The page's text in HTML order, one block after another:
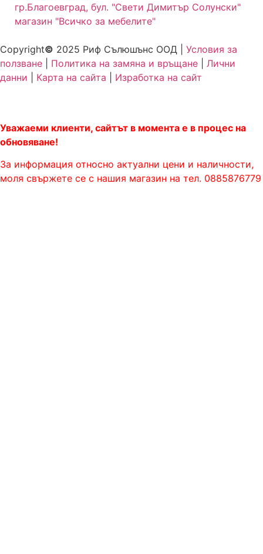
гр.Благоевград, бул. "Свети Димитър Солунски"
магазин "Всичко за мебелите"
Copyright© 2025 Риф Сълюшънс ООД | Условия за
ползване
Политика на замяна и връщане
Лични
данни
Карта на сайта Изработка на сайт
Уважаеми клиенти, сайтът в момента е в процес на
обновяване!
За информация относно актуални цени и наличности,
моля свържете се с нашия магазин на тел. 0885876779